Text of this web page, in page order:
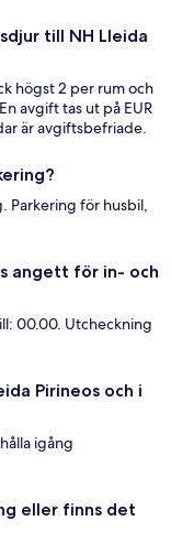
till NH Lleida
högst 2 per rum och
avgift tas ut på EUR
är avgiftsbefriade.
Parkering för husbil,
angett för in- och
00.00. Utcheckning
Pirineos och i
igång
eller finns det